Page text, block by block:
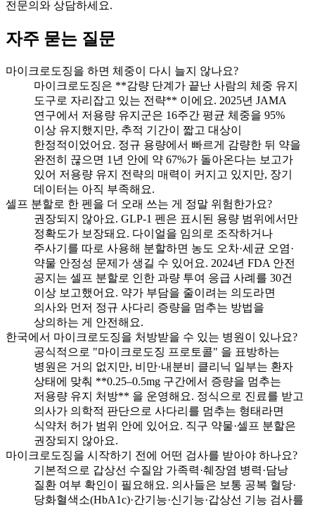
전문의와 상담하세요.
자주 묻는 질문
마이크로도징을 하면 체중이 다시 늘지 않나요?
마이크로도징은 **감량 단계가 끝난 사람의 체중 유지
도구로 자리잡고 있는 전략** 이에요. 2025년 JAMA
연구에서 저용량 유지군은 16주간 평균 체중을 95%
이상 유지했지만, 추적 기간이 짧고 대상이
한정적이었어요. 정규 용량에서 빠르게 감량한 뒤 약을
완전히 끊으면 1년 안에 약 67%가 돌아온다는 보고가
있어 저용량 유지 전략의 매력이 커지고 있지만, 장기
데이터는 아직 부족해요.
셀프 분할로 한 펜을 더 오래 쓰는 게 정말 위험한가요?
권장되지 않아요. GLP-1 펜은 표시된 용량 범위에서만
정확도가 보장돼요. 다이얼을 임의로 조작하거나
주사기를 따로 사용해 분할하면 농도 오차·세균 오염·
약물 안정성 문제가 생길 수 있어요. 2024년 FDA 안전
공지는 셀프 분할로 인한 과량 투여 응급 사례를 30건
이상 보고했어요. 약가 부담을 줄이려는 의도라면
의사와 먼저 정규 사다리 증량을 멈추는 방법을
상의하는 게 안전해요.
한국에서 마이크로도징을 처방받을 수 있는 병원이 있나요?
공식적으로 "마이크로도징 프로토콜" 을 표방하는
병원은 거의 없지만, 비만·내분비 클리닉 일부는 환자
상태에 맞춰 **0.25–0.5mg 구간에서 증량을 멈추는
저용량 유지 처방** 을 운영해요. 정식으로 진료를 받고
의사가 의학적 판단으로 사다리를 멈추는 형태라면
식약처 허가 범위 안에 있어요. 직구 약물·셀프 분할은
권장되지 않아요.
마이크로도징을 시작하기 전에 어떤 검사를 받아야 하나요?
기본적으로 갑상선 수질암 가족력·췌장염 병력·담낭
질환 여부 확인이 필요해요. 의사들은 보통 공복 혈당·
당화혈색소(HbA1c)·간기능·신기능·갑상선 기능 검사를